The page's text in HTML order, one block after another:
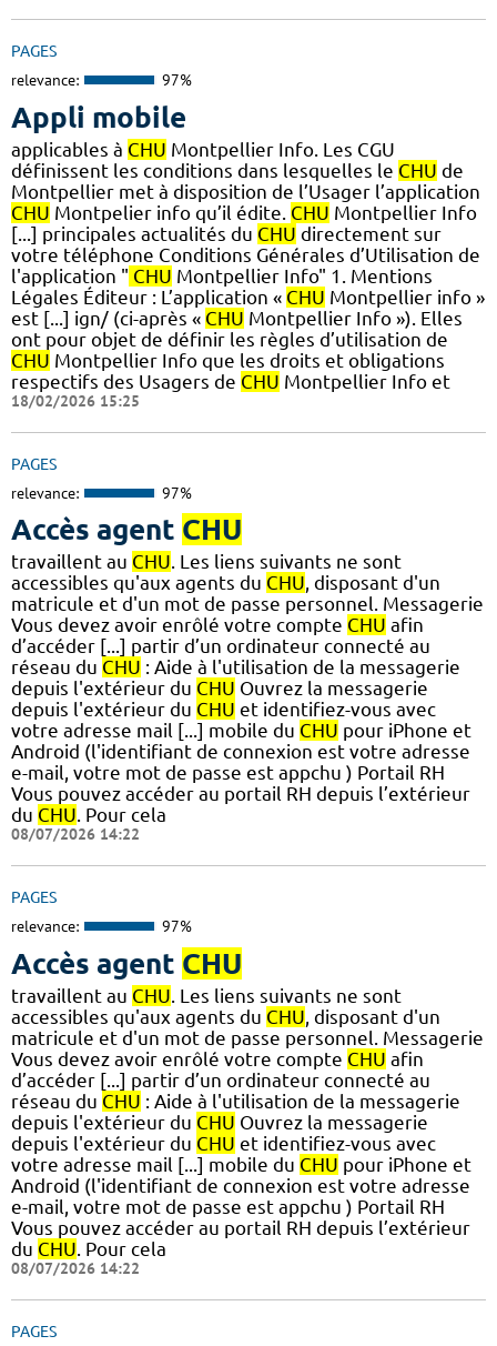
PAGES
relevance: 97%
Appli mobile
applicables à CHU Montpellier Info. Les CGU
définissent les conditions dans lesquelles le CHU de
Montpellier met à disposition de l’Usager l’application
CHU Montpelier info qu’il édite. CHU Montpellier Info
[...] principales actualités du CHU directement sur
votre téléphone Conditions Générales d’Utilisation de
l'application " CHU Montpellier Info" 1. Mentions
Légales Éditeur : L’application « CHU Montpellier info »
est [...] ign/ (ci-après « CHU Montpellier Info »). Elles
ont pour objet de définir les règles d’utilisation de
CHU Montpellier Info que les droits et obligations
respectifs des Usagers de CHU Montpellier Info et
18/02/2026 15:25
PAGES
relevance: 97%
Accès agent CHU
travaillent au CHU. Les liens suivants ne sont
accessibles qu'aux agents du CHU, disposant d'un
matricule et d'un mot de passe personnel. Messagerie
Vous devez avoir enrôlé votre compte CHU afin
d’accéder [...] partir d’un ordinateur connecté au
réseau du CHU : Aide à l'utilisation de la messagerie
depuis l'extérieur du CHU Ouvrez la messagerie
depuis l'extérieur du CHU et identifiez-vous avec
votre adresse mail [...] mobile du CHU pour iPhone et
Android (l'identifiant de connexion est votre adresse
e-mail, votre mot de passe est appchu ) Portail RH
Vous pouvez accéder au portail RH depuis l’extérieur
du CHU. Pour cela
08/07/2026 14:22
PAGES
relevance: 97%
Accès agent CHU
travaillent au CHU. Les liens suivants ne sont
accessibles qu'aux agents du CHU, disposant d'un
matricule et d'un mot de passe personnel. Messagerie
Vous devez avoir enrôlé votre compte CHU afin
d’accéder [...] partir d’un ordinateur connecté au
réseau du CHU : Aide à l'utilisation de la messagerie
depuis l'extérieur du CHU Ouvrez la messagerie
depuis l'extérieur du CHU et identifiez-vous avec
votre adresse mail [...] mobile du CHU pour iPhone et
Android (l'identifiant de connexion est votre adresse
e-mail, votre mot de passe est appchu ) Portail RH
Vous pouvez accéder au portail RH depuis l’extérieur
du CHU. Pour cela
08/07/2026 14:22
PAGES